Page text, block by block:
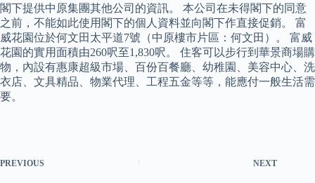
閣下提供中原集團其他公司的資訊。 本公司在未得閣下的同意
之前，不能如此使用閣下的個人資料並向閣下作直接促銷。 富
威花園位於何文田太平道7號（中原樓市片區：何文田）。 富威
花園的實用面積由260呎至1,830呎。 住客可以步行到華景商場購
物，內設有惠康超級市場、百份百餐廳、幼稚園、美容中心、洗
衣店、文具精品、物業代理、工程五金等等，能應付一般生活需
要。
PREVIOUS NEXT